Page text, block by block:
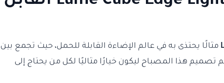
مثالًا يحتذى به في عالم الإضاءة القابلة للحمل، حيث تجمع بين
تصميم هذا المصباح ليكون خيارًا مثاليًا لكل من يحتاج إلى